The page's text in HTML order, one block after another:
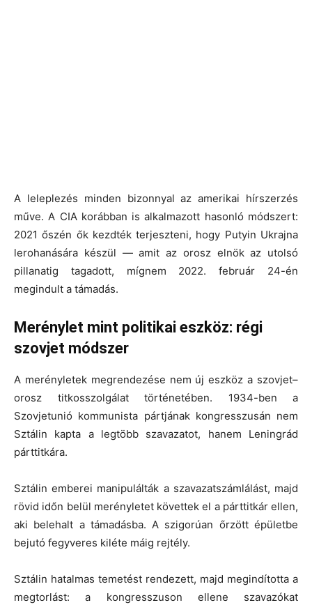
A leleplezés minden bizonnyal az amerikai hírszerzés
műve. A CIA korábban is alkalmazott hasonló módszert:
2021 őszén ők kezdték terjeszteni, hogy Putyin Ukrajna
lerohanására készül — amit az orosz elnök az utolsó
pillanatig tagadott, mígnem 2022. február 24-én
megindult a támadás.
Merénylet mint politikai eszköz: régi
szovjet módszer
A merényletek megrendezése nem új eszköz a szovjet–
orosz titkosszolgálat történetében. 1934-ben a
Szovjetunió kommunista pártjának kongresszusán nem
Sztálin kapta a legtöbb szavazatot, hanem Leningrád
párttitkára.
Sztálin emberei manipulálták a szavazatszámlálást, majd
rövid időn belül merényletet követtek el a párttitkár ellen,
aki belehalt a támadásba. A szigorúan őrzött épületbe
bejutó fegyveres kiléte máig rejtély.
Sztálin hatalmas temetést rendezett, majd megindította a
megtorlást: a kongresszuson ellene szavazókat